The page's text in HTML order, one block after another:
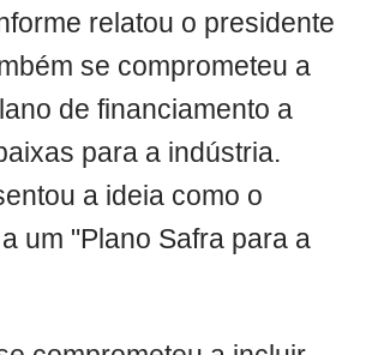
relatou o presidente
se comprometeu a
de financiamento a
para a indústria.
a ideia como o
um "Plano Safra para a